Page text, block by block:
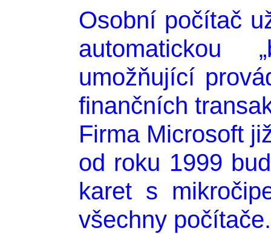
Osobní počítač
automatickou
umožňující
finančních
Firma Microsoft
od roku 1999
karet s
všechny počítače.